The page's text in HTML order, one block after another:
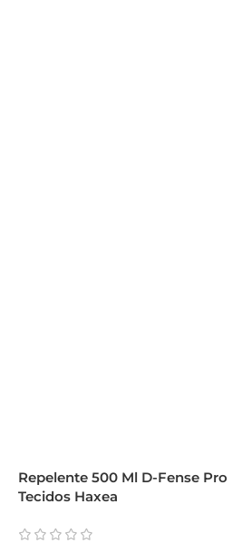
Repelente 500 Ml D-Fense Pro
Tecidos Haxea